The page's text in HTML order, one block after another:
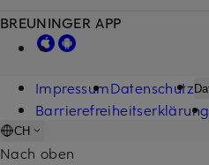
BREUNINGER APP
ImpressumDatenschutz
Barrierefreiheitserklärung
CH
Nach oben